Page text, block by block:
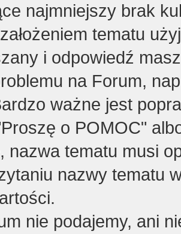
najmniejszy brak
tematu
i odpowiedź
na Forum,
ważne jest
o POMOC"
nazwa tematu musi
nazwy tematu
nie podajemy, ani